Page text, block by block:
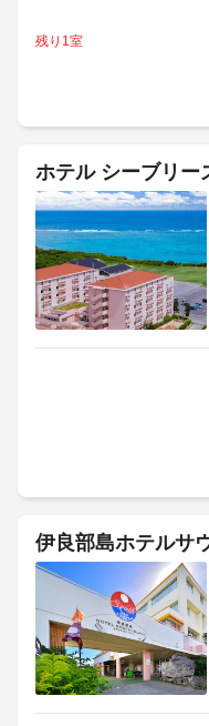
残り1室
ホテル シーブリー
伊良部島ホテルサ